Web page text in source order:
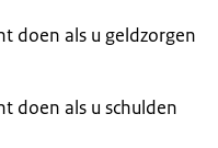
doen als u geldzorgen
doen als u schulden